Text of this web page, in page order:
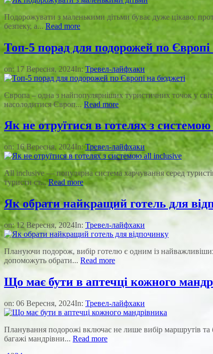
Подорожувати з маленькими дітьми буває дуже цікаво,
безпеку, а... Read more
Топ-5 порад для подорожей по Європі
on: 17 Вересня, 2024In: Тревел-лайфхаки
Європа – одна з найпопулярніших туристичних точок у
насолодитися Європ... Read more
Як не отруїтися в готелях з
on: 16 Вересня, 2024In: Тревел-лайфхаки
All inclusive — популярна система харчування серед
туристи ст...Read more
Як обрати найкращий готель для
on:12 Вересня, 2024In: Тревел-лайфхаки
Плануючи подорож, вибір готелю є одним із
допоможуть обрати... Read more
Що має бути в аптечці кожного
on: 06 Вересня, 2024In: Тревел-лайфхаки
Планування подорожі включає не лише вибір маршрутів
багажі мандрівни... Read more